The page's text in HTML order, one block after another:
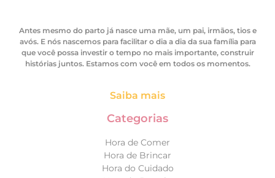
Antes mesmo do parto já nasce uma mãe, um pai, irmãos, tios e
avós. E nós nascemos para facilitar o dia a dia da sua família para
que você possa investir o tempo no mais importante, construir
histórias juntos. Estamos com você em todos os momentos.
Saiba mais
Categorias
Hora de Comer
Hora de Brincar
Hora do Cuidado